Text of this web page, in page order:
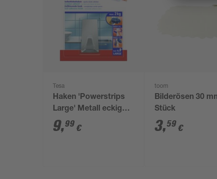
Tesa
Haken 'Powerstrips
Large' Metall eckig
selbstklebend
9,99 €
toom
Bilderösen 30
Stück
3,59 €